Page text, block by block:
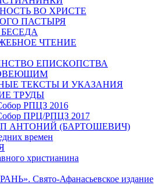
ВО ХРИСТЕ
ПАСТЫРЯ
ЧТЕНИЕ
ЕПИСКОПСТВА
ТЕКСТЫ И УКАЗАНИЯ
ТРУДЫ
РПЦЗ 2016
ПРЦ/РПЦЗ 2017
АНТОНИЙ (БАРТОШЕВИЧ)
времен
христианина
Свято-Афанасьевское издание